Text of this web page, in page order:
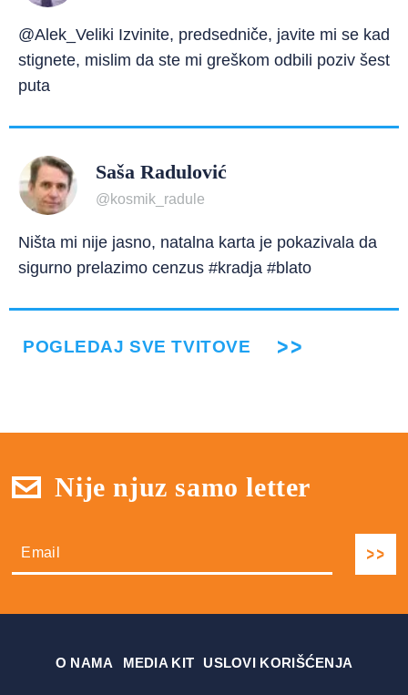
@Alek_Veliki Izvinite, predsedniče, javite mi se kad
stignete, mislim da ste mi greškom odbili poziv šest
puta
Saša Radulović
@kosmik_radule
Ništa mi nije jasno, natalna karta je pokazivala da
sigurno prelazimo cenzus #kradja #blato
POGLEDAJ SVE TVITOVE
Nije njuz samo letter
О NAMA MEDIA KIT USLOVI KORIŠĆENJA